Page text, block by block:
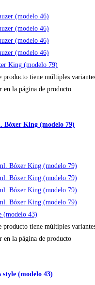
producto tiene múltiples
en la página de producto
Bóxer King (modelo 79)
producto tiene múltiples
en la página de producto
style (modelo 43)